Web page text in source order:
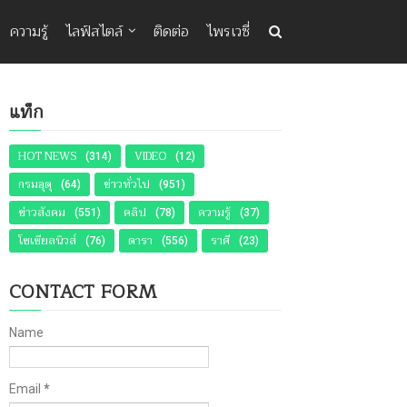
ความรู้ ไลฟ์สไตล์ ติดต่อ ไพรเวซี่
แท็ก
HOT NEWS (314) VIDEO (12)
กรมอุตุ (64) ข่าวทั่วไป (951)
ข่าวสังคม (551) คลิป (78) ความรู้ (37)
โซเชียลนิวส์ (76) ดารา (556) ราศี (23)
CONTACT FORM
Name
Email *